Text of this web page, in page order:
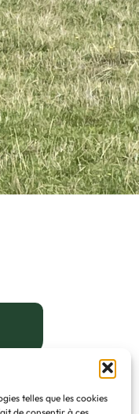
telles que les cookies